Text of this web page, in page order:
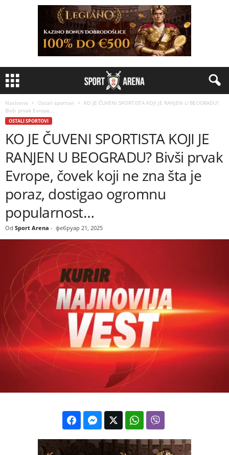
Naslovna Ostali sportovi
KO JE ČUVENI SPORTISTA KOJI JE RANJEN U BEOGRADU?
Bivši prvak Evrope,...
OSTALI SPORTOVI
KO JE ČUVENI SPORTISTA KOJI JE
RANJEN U BEOGRADU? Bivši prvak
Evrope, čovek koji ne zna šta je
poraz, dostigao ogromnu
popularnost…
Od Sport Arena - фебруар 21, 2025